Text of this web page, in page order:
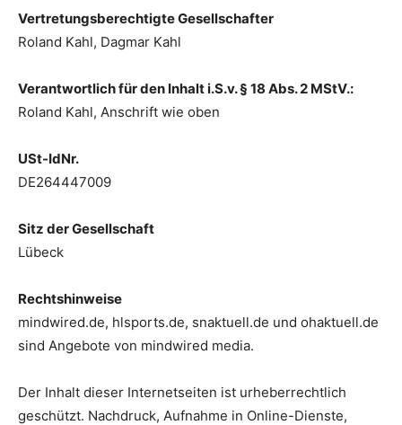
Vertretungsberechtigte Gesellschafter
Roland Kahl, Dagmar Kahl
Verantwortlich für den Inhalt i.S.v. § 18 Abs. 2 MStV.:
Roland Kahl, Anschrift wie oben
USt-IdNr.
DE264447009
Sitz der Gesellschaft
Lübeck
Rechtshinweise
mindwired.de, hlsports.de, snaktuell.de und ohaktuell.de
sind Angebote von mindwired media.
Der Inhalt dieser Internetseiten ist urheberrechtlich
geschützt. Nachdruck, Aufnahme in Online-Dienste,